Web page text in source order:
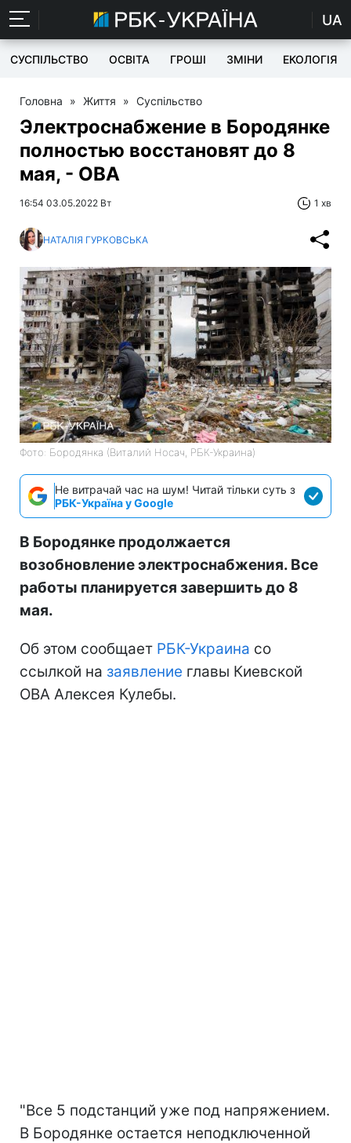
UA
СУСПІЛЬСТВО ОСВІТА ГРОШІ ЗМІНИ ЕКОЛОГІЯ
Головна » Життя » Суспільство
Электроснабжение в Бородянке
полностью восстановят до 8
мая, - ОВА
16:54 03.05.2022 Вт 1 хв
НАТАЛІЯ ГУРКОВСЬКА
Фото: Бородянка (Виталий Носач, РБК-Украина)
Не витрачай час на шум! Читай тільки суть з
РБК-Україна у Google
В Бородянке продолжается
возобновление электроснабжения. Все
работы планируется завершить до 8
мая.
Об этом сообщает РБК-Украина со
ссылкой на заявление главы Киевской
ОВА Алексея Кулебы.
"Все 5 подстанций уже под напряжением.
В Бородянке остается неподключенной